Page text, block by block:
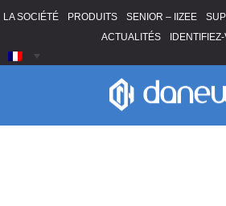
LA SOCIÉTÉ PRODUITS SENIOR – IIZEE
ACTUALITÉS